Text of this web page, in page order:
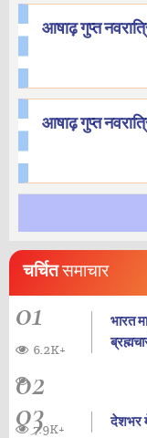
आषाढ़ गुप्त
आषाढ़ गुप्त
चर्चितसमाचार
01
भारत
6.2K+
02
03 देशभर
7.9K+